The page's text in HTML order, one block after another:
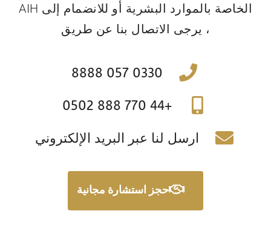
الخاصة بالموارد البشرية أو للانضمام إلى AIH
، يرجى الاتصال بنا عن طريق
0330 057 8888
+44 770 888 0502
ارسل لنا عبر البريد الإلكتروني
حجز استشارة مجانية